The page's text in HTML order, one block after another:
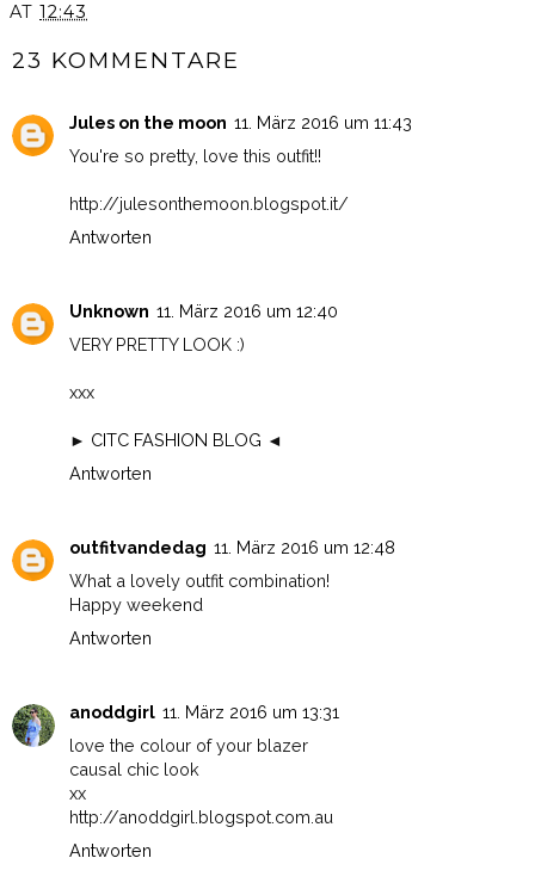
AT 12:43
23 KOMMENTARE
Jules on the moon 11. März 2016 um 11:43
You're so pretty, love this outfit!!
http://julesonthemoon.blogspot.it/
Antworten
Unknown 11. März 2016 um 12:40
VERY PRETTY LOOK :)
xxx
► CITC FASHION BLOG ◄
Antworten
outfitvandedag 11. März 2016 um 12:48
What a lovely outfit combination!
Happy weekend
Antworten
anoddgirl 11. März 2016 um 13:31
love the colour of your blazer
causal chic look
xx
http://anoddgirl.blogspot.com.au
Antworten